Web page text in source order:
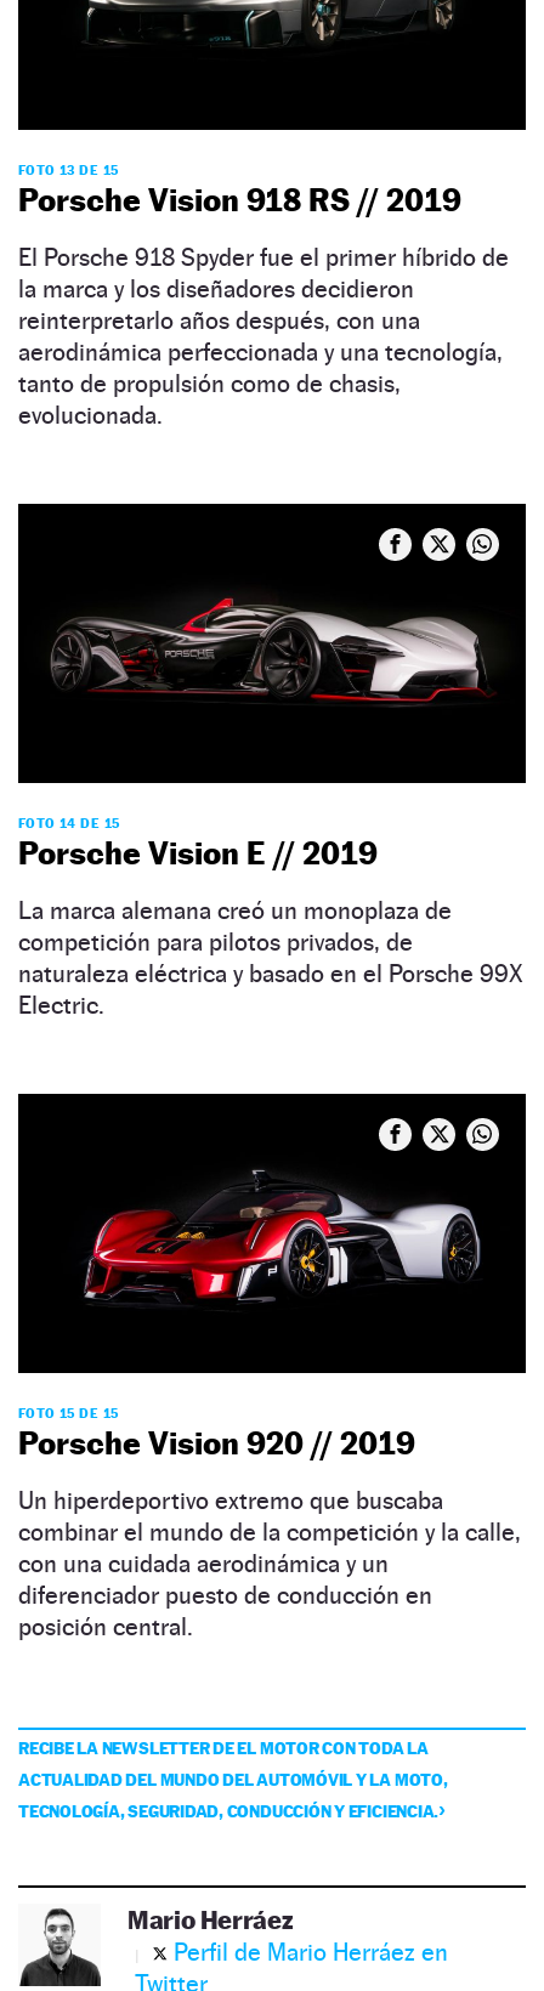
FOTO 13 DE 15
Porsche Vision 918 RS // 2019
El Porsche 918 Spyder fue el primer híbrido de
la marca y los diseñadores decidieron
reinterpretarlo años después, con una
aerodinámica perfeccionada y una tecnología,
tanto de propulsión como de chasis,
evolucionada.
FOTO 14 DE 15
Porsche Vision E // 2019
La marca alemana creó un monoplaza de
competición para pilotos privados, de
naturaleza eléctrica y basado en el Porsche 99X
Electric.
FOTO 15 DE 15
Porsche Vision 920 // 2019
Un hiperdeportivo extremo que buscaba
combinar el mundo de la competición y la calle,
con una cuidada aerodinámica y un
diferenciador puesto de conducción en
posición central.
RECIBE LA NEWSLETTER DE EL MOTOR CON TODA LA
ACTUALIDAD DEL MUNDO DEL AUTOMÓVIL Y LA MOTO,
TECNOLOGÍA, SEGURIDAD, CONDUCCIÓN Y EFICIENCIA.
Mario Herráez
Perfil de Mario Herráez en
Twitter